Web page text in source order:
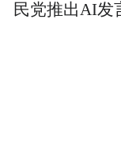
民党推出AI发